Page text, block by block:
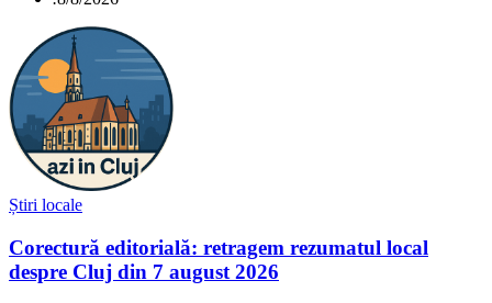
Știri locale
Corectură editorială: retragem rezumatul local
despre Cluj din 7 august 2026